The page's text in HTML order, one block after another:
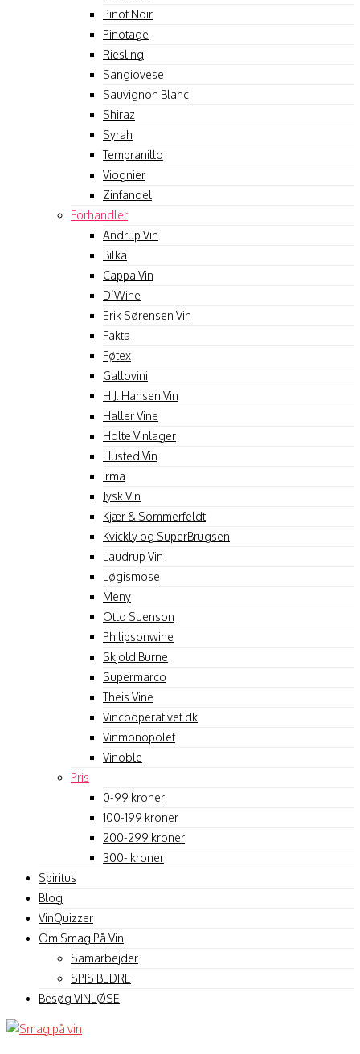
Pinot Noir
Pinotage
Riesling
Sangiovese
Sauvignon Blanc
Shiraz
Syrah
Tempranillo
Viognier
Zinfandel
Forhandler
Andrup Vin
Bilka
Cappa Vin
D’Wine
Erik Sørensen Vin
Fakta
Føtex
Gallovini
H.J. Hansen Vin
Haller Vine
Holte Vinlager
Husted Vin
Irma
Jysk Vin
Kjær & Sommerfeldt
Kvickly og SuperBrugsen
Laudrup Vin
Løgismose
Meny
Otto Suenson
Philipsonwine
Skjold Burne
Supermarco
Theis Vine
Vincooperativet.dk
Vinmonopolet
Vinoble
Pris
0-99 kroner
100-199 kroner
200-299 kroner
300- kroner
Spiritus
Blog
VinQuizzer
Om Smag På Vin
Samarbejder
SPIS BEDRE
Besøg VINLØSE